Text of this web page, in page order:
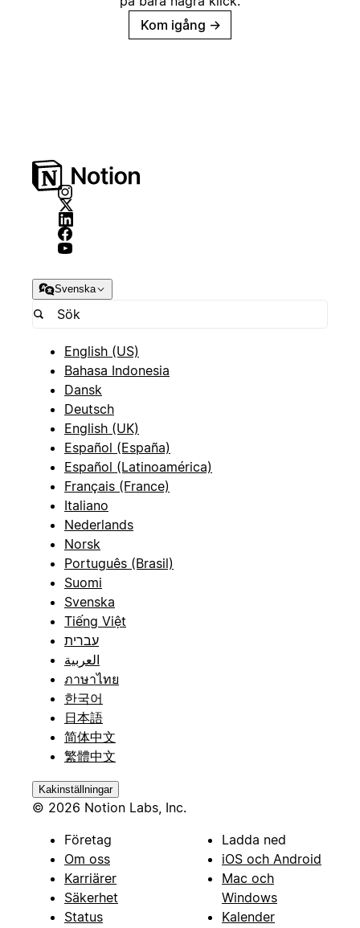
Kom igång →
Svenska
English (US)
Bahasa Indonesia
Dansk
Deutsch
English (UK)
Español (España)
Español (Latinoamérica)
Français (France)
Italiano
Nederlands
Norsk
Português (Brasil)
Suomi
Svenska
Tiếng Việt
עברית
العربية
ภาษาไทย
한국어
日本語
简体中文
繁體中文
Kakinställningar
© 2026 Notion Labs, Inc.
Företag
Om oss
Karriärer
Säkerhet
Status
Ladda ned
iOS och Android
Mac och
Windows
Kalender